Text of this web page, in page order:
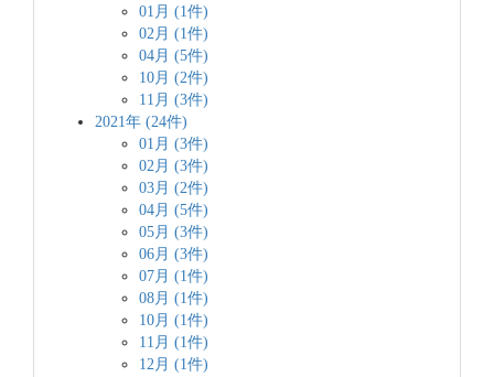
01月 (1件)
02月 (1件)
04月 (5件)
10月 (2件)
11月 (3件)
2021年 (24件)
01月 (3件)
02月 (3件)
03月 (2件)
04月 (5件)
05月 (3件)
06月 (3件)
07月 (1件)
08月 (1件)
10月 (1件)
11月 (1件)
12月 (1件)